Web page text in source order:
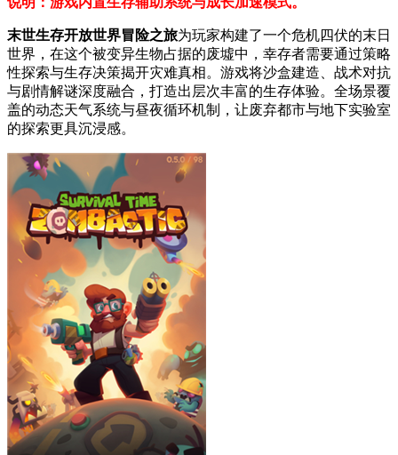
末世生存开放世界冒险之旅为玩家构建了一个危机四伏的末日
世界，在这个被变异生物占据的废墟中，幸存者需要通过策略
性探索与生存决策揭开灾难真相。游戏将沙盒建造、战术对抗
与剧情解谜深度融合，打造出层次丰富的生存体验。全场景覆
盖的动态天气系统与昼夜循环机制，让废弃都市与地下实验室
的探索更具沉浸感。